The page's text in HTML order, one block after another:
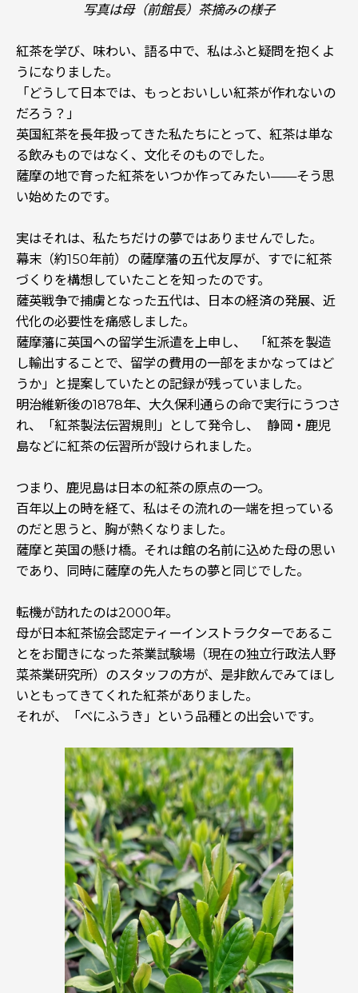
写真は母（前館長）茶摘みの様子
紅茶を学び、味わい、語る中で、私はふと疑問を抱くよ
うになりました。
「どうして日本では、もっとおいしい紅茶が作れないの
だろう？」
英国紅茶を長年扱ってきた私たちにとって、紅茶は単な
る飲みものではなく、文化そのものでした。
薩摩の地で育った紅茶をいつか作ってみたい——そう思
い始めたのです。
実はそれは、私たちだけの夢ではありませんでした。
幕末（約150年前）の薩摩藩の五代友厚が、すでに紅茶
づくりを構想していたことを知ったのです。
薩英戦争で捕虜となった五代は、日本の経済の発展、近
代化の必要性を痛感しました。
薩摩藩に英国への留学生派遣を上申し、 「紅茶を製造
し輸出することで、留学の費用の一部をまかなってはど
うか」と提案していたとの記録が残っていました。
明治維新後の1878年、大久保利通らの命で実行にうつさ
れ、「紅茶製法伝習規則」として発令し、 静岡・鹿児
島などに紅茶の伝習所が設けられました。
つまり、鹿児島は日本の紅茶の原点の一つ。
百年以上の時を経て、私はその流れの一端を担っている
のだと思うと、胸が熱くなりました。
――薩摩と英国の懸け橋。それは館の名前に込めた母の思い
であり、同時に薩摩の先人たちの夢と同じでした。
転機が訪れたのは2000年。
母が日本紅茶協会認定ティーインストラクターであるこ
とをお聞きになった茶業試験場（現在の独立行政法人野
菜茶業研究所）のスタッフの方が、是非飲んでみてほし
いともってきてくれた紅茶がありました。
それが、「べにふうき」という品種との出会いです。